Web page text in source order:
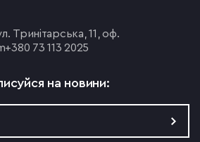
Тринітарська, 11, оф.
+380 73 113 2025
на новини: